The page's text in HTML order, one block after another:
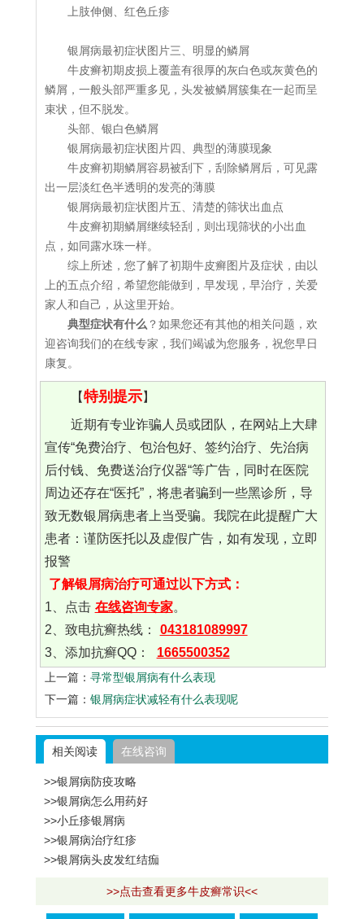
上肢伸侧、红色丘疹
银屑病最初症状图片三、明显的鳞屑
牛皮癣初期皮损上覆盖有很厚的灰白色或灰黄色的
鳞屑，一般头部严重多见，头发被鳞屑簇集在一起而呈
束状，但不脱发。
头部、银白色鳞屑
银屑病最初症状图片四、典型的薄膜现象
牛皮癣初期鳞屑容易被刮下，刮除鳞屑后，可见露
出一层淡红色半透明的发亮的薄膜
银屑病最初症状图片五、清楚的筛状出血点
牛皮癣初期鳞屑继续轻刮，则出现筛状的小出血
点，如同露水珠一样。
综上所述，您了解了初期牛皮癣图片及症状，由以
上的五点介绍，希望您能做到，早发现，早治疗，关爱
家人和自己，从这里开始。
典型症状有什么 ？如果您还有其他的相关问题，欢
迎咨询我们的在线专家，我们竭诚为您服务，祝您早日
康复。
【特别提示】
近期有专业诈骗人员或团队，在网站上大肆
宣传“免费治疗、包治包好、签约治疗、先治病
后付钱、免费送治疗仪器“等广告，同时在医院
周边还存在“医托”，将患者骗到一些黑诊所，导
致无数银屑病患者上当受骗。我院在此提醒广大
患者：谨防医托以及虚假广告，如有发现，立即
报警
了解银屑病治疗可通过以下方式：
1、点击 在线咨询专家。
2、致电抗癣热线：
043181089997
3、添加抗癣QQ：
1665500352
上一篇： 寻常型银屑病有什么表现
下一篇： 银屑病症状减轻有什么表现呢
相关阅读 在线咨询
>>银屑病防疫攻略
>>银屑病怎么用药好
>>小丘疹银屑病
>>银屑病治疗红疹
>>银屑病头皮发红结痂
>>点击查看更多牛皮癣常识<<